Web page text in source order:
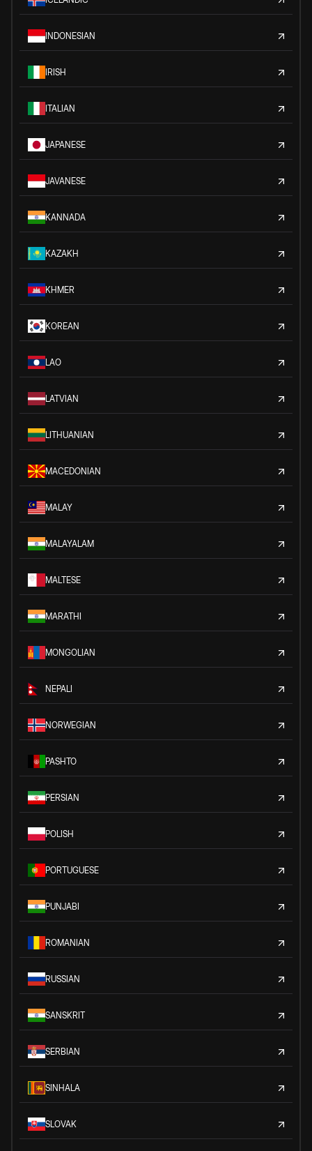
INDONESIAN
IRISH
ITALIAN
JAPANESE
JAVANESE
KANNADA
KAZAKH
KHMER
KOREAN
LAO
LATVIAN
LITHUANIAN
MACEDONIAN
MALAY
MALAYALAM
MALTESE
MARATHI
MONGOLIAN
NEPALI
NORWEGIAN
PASHTO
PERSIAN
POLISH
PORTUGUESE
PUNJABI
ROMANIAN
RUSSIAN
SANSKRIT
SERBIAN
SINHALA
SLOVAK